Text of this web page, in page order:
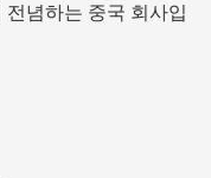
념하는 중국 회사입